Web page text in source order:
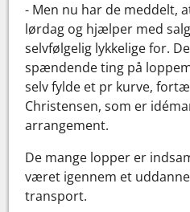
- Men nu har de meddelt,
lørdag og hjælper med
selvfølgelig lykkelige for.
spændende ting på
selv fylde et pr kurve,
Christensen, som er
arrangement.
De mange lopper er
været igennem et
transport.